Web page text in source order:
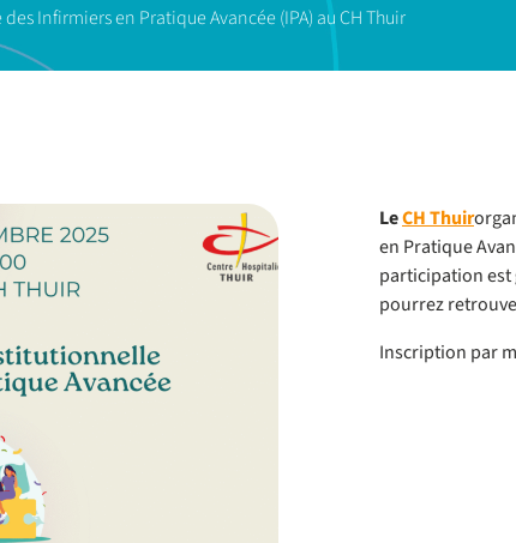
Infirmiers en Pratique Avancée (IPA) au CH Thuir
LeCH Thuir
en Pratique
participation est
pourrez
Inscription par